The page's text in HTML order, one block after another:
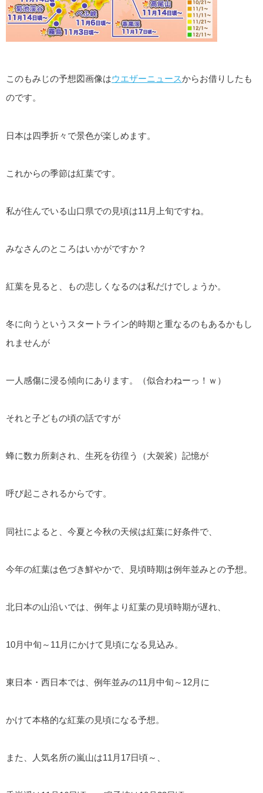
このもみじの予想図画像はウエザーニュースからお借りしたも
のです。
日本は四季折々で景色が楽しめます。
これからの季節は紅葉です。
私が住んでいる山口県での見頃は11月上旬ですね。
みなさんのところはいかがですか？
紅葉を見ると、もの悲しくなるのは私だけでしょうか。
冬に向うというスタートライン的時期と重なるのもあるかもし
れませんが
一人感傷に浸る傾向にあります。（似合わねーっ！ｗ）
それと子どもの頃の話ですが
蜂に数カ所刺され、生死を彷徨う（大袈裟）記憶が
呼び起こされるからです。
同社によると、今夏と今秋の天候は紅葉に好条件で、
今年の紅葉は色づき鮮やかで、見頃時期は例年並みとの予想。
北日本の山沿いでは、例年より紅葉の見頃時期が遅れ、
10月中旬～11月にかけて見頃になる見込み。
東日本・西日本では、例年並みの11月中旬～12月に
かけて本格的な紅葉の見頃になる予想。
また、人気名所の嵐山は11月17日頃～、